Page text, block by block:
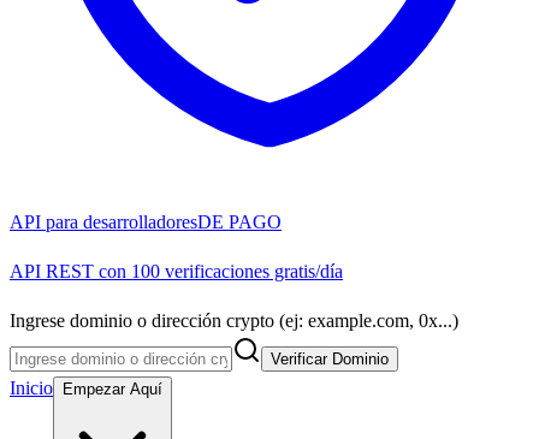
API para desarrolladoresDE PAGO
API REST con 100 verificaciones gratis/día
Ingrese dominio o dirección crypto (ej: example.com, 0x...)
Verificar Dominio
Inicio Empezar Aquí